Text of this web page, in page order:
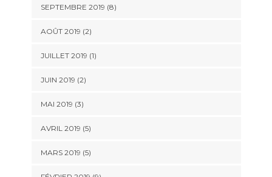
SEPTEMBRE 2019 (8)
AOÛT 2019 (2)
JUILLET 2019 (1)
JUIN 2019 (2)
MAI 2019 (3)
AVRIL 2019 (5)
MARS 2019 (5)